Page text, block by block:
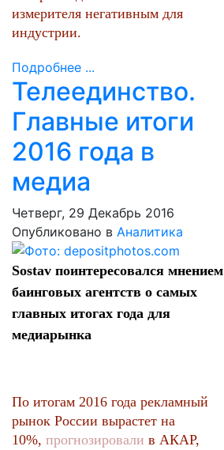
измерителя негативным для
индустрии.
Подробнее ...
Телеединство.
Главные итоги
2016 года в
медиа
Четверг, 29 Декабрь 2016
Опубликовано в Аналитика
Sostav поинтересовался мнением
баинговых агентств о самых
главных итогах года для
медиарынка
По итогам 2016 года рекламный
рынок России вырастет на
10%, прогнозировали в АКАР,